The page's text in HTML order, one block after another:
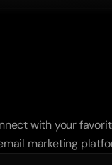
with your
marketing